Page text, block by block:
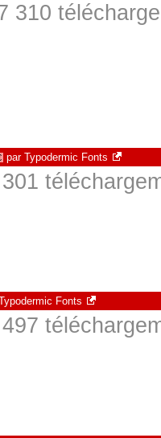
310
par Typodermic Fonts
Fonts